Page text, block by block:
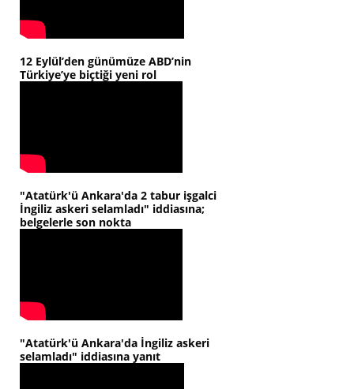
12 Eylül’den günümüze ABD’nin
Türkiye’ye biçtiği yeni rol
"Atatürk'ü Ankara'da 2 tabur işgalci
İngiliz askeri selamladı" iddiasına;
belgelerle son nokta
"Atatürk'ü Ankara'da İngiliz askeri
selamladı" iddiasına yanıt